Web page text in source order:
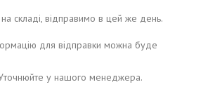
складі, відправимо в цей же день.
для відправки можна буде
у нашого менеджера.